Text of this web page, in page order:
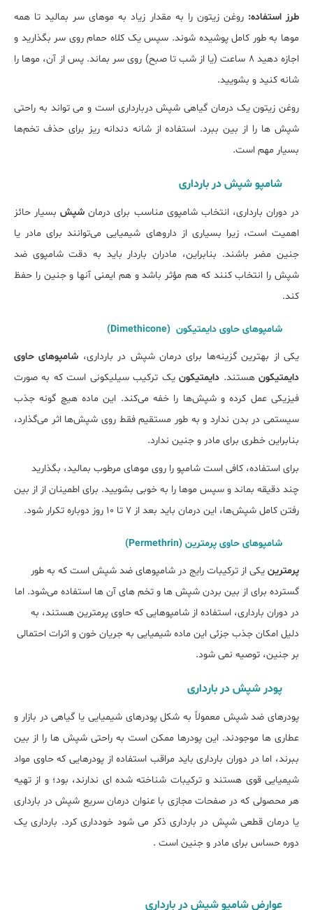
طرز استفاده: روغن زیتون را به مقدار زیاد به موهای سر بمالید تا همه
موها به طور کامل پوشیده شوند. سپس یک کلاه حمام روی سر بگذارید و
اجازه دهید 8 ساعت (یا از شب تا صبح) روی سر بماند. پس از آن، موها را
شانه کنید و بشویید.
روغن زیتون یک درمان گیاهی شپش دربارداری است و می ‌تواند به راحتی
شپش‌ ها را از بین ببرد. استفاده از شانه دندانه ریز برای حذف تخم‌ها
بسیار مهم است.
شامپو شپش در بارداری
در دوران بارداری، انتخاب شامپوی مناسب برای درمان شپشبسیار حائز
اهمیت است، زیرا بسیاری از داروهای شیمیایی می‌توانند برای مادر یا
جنین مضر باشند. بنابراین، مادران باردار باید به دقت شامپوی ضد
شپش را انتخاب کنند که هم مؤثر باشد و هم ایمنی آنها و جنین را حفظ
کند.
شامپوهای حاوی دایمتیکون (Dimethicone)
یکی از بهترین گزینه‌ها برای درمان شپش در بارداری، شامپوهای حاوی
دایمتیکونهستند. دایمتیکونیک ترکیب سیلیکونی است که به‌ صورت
فیزیکی عمل کرده و شپش‌ها را خفه می‌کند. این ماده هیچ‌ گونه جذب
سیستمی در بدن ندارد و به طور مستقیم فقط روی شپش‌ها اثر می‌گذارد،
بنابراین خطری برای مادر و جنین ندارد.
برای استفاده، کافی است شامپو را روی موهای مرطوب بمالید، بگذارید
چند دقیقه بماند و سپس موها را به خوبی بشویید. برای اطمینان از از بین
رفتن کامل شپش‌ها، این درمان باید بعد از 7 تا 10 روز دوباره تکرار شود.
شامپوهای حاوی پرمترین (Permethrin)
پرمترین یکی از ترکیبات رایج در شامپوهای ضد شپش است که به طور
گسترده برای از بین بردن شپش ‌ها و تخم‌ های آن ‌ها استفاده می‌شود. اما
در دوران بارداری، استفاده از شامپوهایی که حاوی پرمترین هستند، به
دلیل امکان جذب جزئی این ماده شیمیایی به جریان خون و اثرات احتمالی
بر جنین، توصیه نمی ‌شود.
پودر شپش در بارداری
پودرهای ضد شپش معمولاً به شکل پودرهای شیمیایی یا گیاهی در بازار و
عطاری ها موجودند. این پودرها ممکن است به راحتی شپش‌ ها را از بین
ببرند، اما در دوران بارداری باید مراقب استفاده از پودرهایی که حاوی مواد
شیمیایی قوی هستند و ترکیبات شناخته شده ای ندارند، بود؛ و از تهیه
هر محصولی که در صفحات مجازی با عنوان درمان سریع شپش در بارداری
یا درمان قطعی شپش در بارداری ذکر می شود خودداری کرد. بارداری یک
دوره حساس برای مادر و جنین است .
عوارض شامپو شپش در بارداری